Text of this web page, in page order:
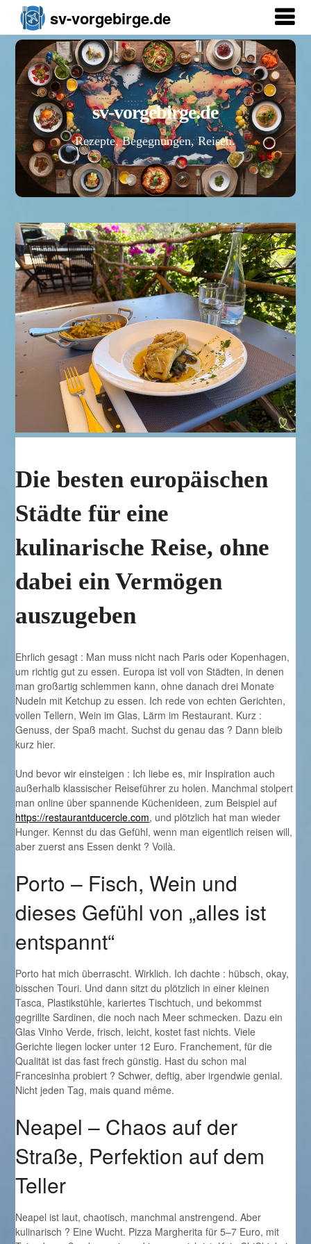
sv-vorgebirge.de
sv-vorgebirge.de
Rezepte, Begegnungen, Reisen.
Die besten europäischen
Städte für eine
kulinarische Reise, ohne
dabei ein Vermögen
auszugeben
Ehrlich gesagt : Man muss nicht nach Paris oder Kopenhagen,
um richtig gut zu essen. Europa ist voll von Städten, in denen
man großartig schlemmen kann, ohne danach drei Monate
Nudeln mit Ketchup zu essen. Ich rede von echten Gerichten,
vollen Tellern, Wein im Glas, Lärm im Restaurant. Kurz :
Genuss, der Spaß macht. Suchst du genau das ? Dann bleib
kurz hier.
Und bevor wir einsteigen : Ich liebe es, mir Inspiration auch
außerhalb klassischer Reiseführer zu holen. Manchmal stolpert
man online über spannende Küchenideen, zum Beispiel auf
https://restaurantducercle.com, und plötzlich hat man wieder
Hunger. Kennst du das Gefühl, wenn man eigentlich reisen will,
aber zuerst ans Essen denkt ? Voilà.
Porto – Fisch, Wein und
dieses Gefühl von „alles ist
entspannt“
Porto hat mich überrascht. Wirklich. Ich dachte : hübsch, okay,
bisschen Touri. Und dann sitzt du plötzlich in einer kleinen
Tasca, Plastikstühle, kariertes Tischtuch, und bekommst
gegrillte Sardinen, die noch nach Meer schmecken. Dazu ein
Glas Vinho Verde, frisch, leicht, kostet fast nichts. Viele
Gerichte liegen locker unter 12 Euro. Franchement, für die
Qualität ist das fast frech günstig. Hast du schon mal
Francesinha probiert ? Schwer, deftig, aber irgendwie genial.
Nicht jeden Tag, mais quand même.
Neapel – Chaos auf der
Straße, Perfektion auf dem
Teller
Neapel ist laut, chaotisch, manchmal anstrengend. Aber
kulinarisch ? Eine Wucht. Pizza Margherita für 5–7 Euro, mit